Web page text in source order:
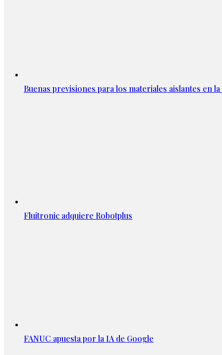
Buenas previsiones para los materiales aislantes en
Fluitronic adquiere Robotplus
FANUC apuesta por la IA de Google